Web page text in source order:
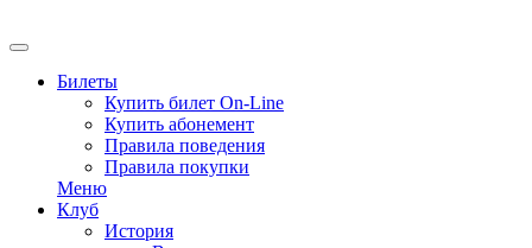
Билеты
Купить билет On-Line
Купить абонемент
Правила поведения
Правила покупки
Меню
Клуб
История